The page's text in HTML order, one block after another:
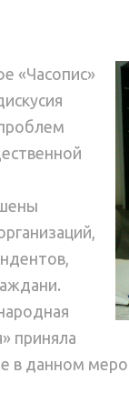
«Часопис»
приняла
в данном